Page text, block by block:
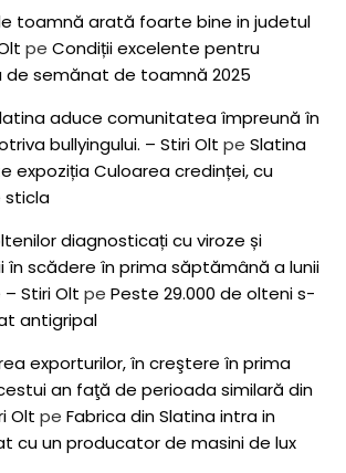
toamnă arată foarte bine in judetul
pe Condiții excelente pentru
de semănat de toamnă 2025
aduce comunitatea împreună în
bullyingului. – Stiri Olt pe Slatina
expoziția Culoarea credinței, cu
sticla
diagnosticați cu viroze și
în scădere în prima săptămână a lunii
Stiri Olt pe Peste 29.000 de olteni s-
antigripal
exporturilor, în creştere în prima
an faţă de perioada similară din
Olt pe Fabrica din Slatina intra in
cu un producator de masini de lux